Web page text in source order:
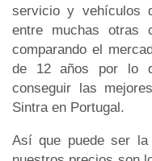
servicio y vehículos
entre muchas otras
comparando el
de 12 años por lo
conseguir las
Sintra en Portugal.
Así que puede ser la